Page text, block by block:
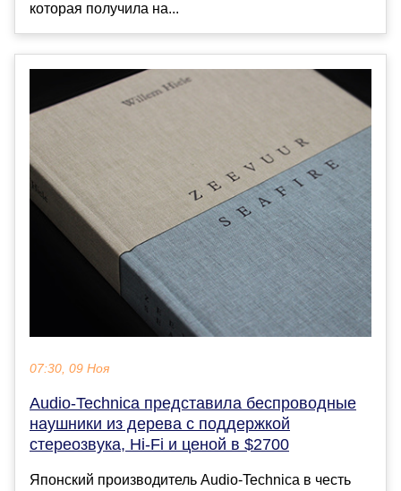
которая получила на...
07:30, 09 Ноя
Audio-Technica представила беспроводные
наушники из дерева с поддержкой
стереозвука, Hi-Fi и ценой в $2700
Японский производитель Audio-Technica в честь